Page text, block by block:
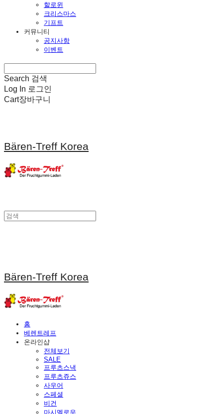
할로윈
크리스마스
기프트
커뮤니티
공지사항
이벤트
Search 검색
Log In 로그인
Cart장바구니
Bären-Treff Korea
Bären-Treff Korea
홈
베렌트레프
온라인샵
전체보기
SALE
프루츠스낵
프루츠쥬스
사우어
스페셜
비건
마시멜로우